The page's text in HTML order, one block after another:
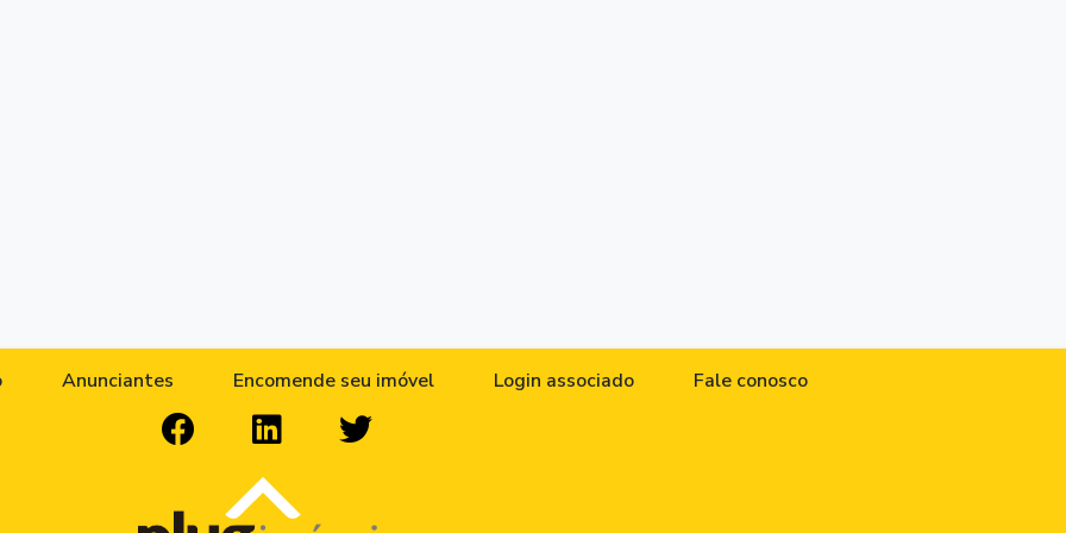
Anunciantes Encomende seu imóvel Login associado Fale conosco